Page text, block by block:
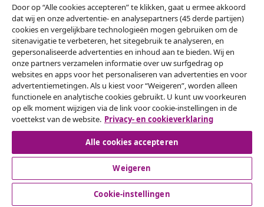
Zakelijk
vidaXL
Ontdek meer
© 2008-2026 vidaXL www.vidaxl.nl is een website van vidaXL
Marketplace B.V.
Door op “Alle cookies accepteren” te klikken, gaat u ermee akkoord
dat wij en onze advertentie- en analysepartners (45 derde partijen)
cookies en vergelijkbare technologieën mogen gebruiken om de
sitenavigatie te verbeteren, het sitegebruik te analyseren, en
gepersonaliseerde advertenties en inhoud aan te bieden. Wij en
onze partners verzamelen informatie over uw surfgedrag op
websites en apps voor het personaliseren van advertenties en voor
advertentiemetingen. Als u kiest voor “Weigeren”, worden alleen
functionele en analytische cookies gebruikt. U kunt uw voorkeuren
op elk moment wijzigen via de link voor cookie-instellingen in de
voettekst van de website. Privacy- en cookieverklaring
Alle cookies accepteren
Weigeren
Cookie-instellingen